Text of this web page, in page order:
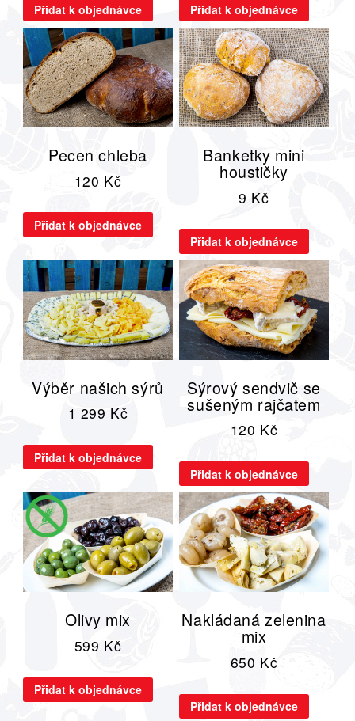
Přidat k objednávce Přidat k objednávce
Pecen chleba
120 Kč
Přidat k objednávce
Banketky mini
houstičky
9 Kč
Přidat k objednávce
Výběr našich sýrů
1 299 Kč
Přidat k objednávce
Sýrový sendvič se
sušeným rajčatem
120 Kč
Přidat k objednávce
Olivy mix
599 Kč
Přidat k objednávce
Nakládaná zelenina
mix
650 Kč
Přidat k objednávce